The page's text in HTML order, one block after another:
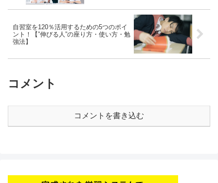
自習室を120％活用するための5つのポイ
ント！【”伸びる人”の座り方・使い方・勉
強法】
コメント
コメントを書き込む